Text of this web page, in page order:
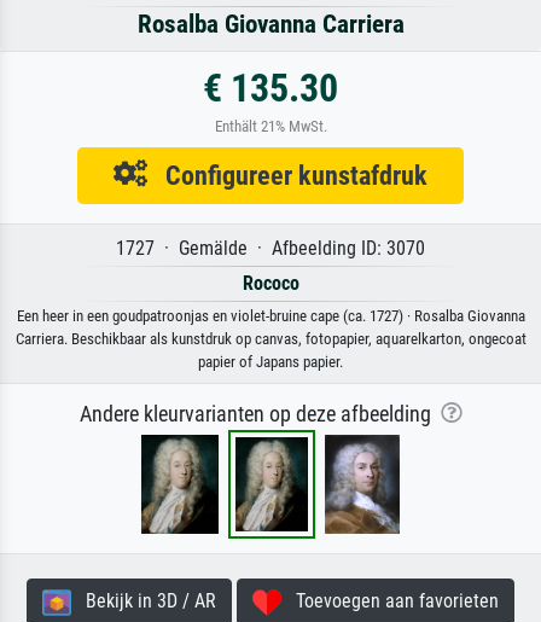
Rosalba Giovanna Carriera
€ 135.30
Enthält 21% MwSt.
Configureer kunstafdruk
1727 · Gemälde · Afbeelding ID: 3070
Rococo
Een heer in een goudpatroonjas en violet-bruine cape (ca. 1727) · Rosalba Giovanna
Carriera. Beschikbaar als kunstdruk op canvas, fotopapier, aquarelkarton, ongecoat
papier of Japans papier.
Andere kleurvarianten op deze afbeelding
Bekijk in 3D / AR Toevoegen aan favorieten